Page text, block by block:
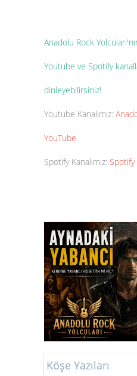
Anadolu Rock
Youtube ve Spotify
dinleyebilirsiniz!
Youtube Kanalımız:
YouTube
Spotify Kanalımız: Spotify
Köşe Yazıları